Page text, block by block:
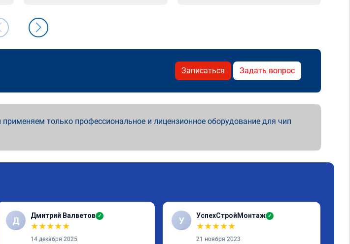
Записаться Задать вопрос
только профессиональное и лицензионное оборудование для чип
Д Дмитрий Валветов ✓
★★★★★
14 декабря 2025
У УспехСтройМонтаж ✓
★★★★★
21 ноября 2023